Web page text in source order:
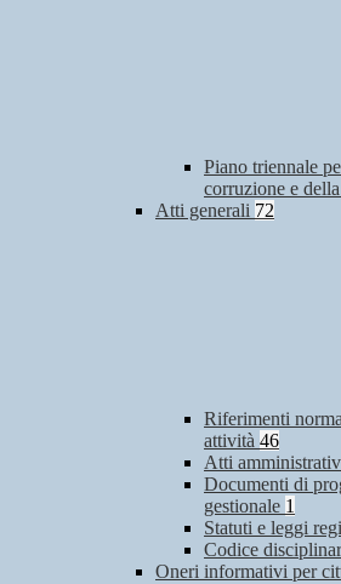
Piano triennale
corruzione e
Atti generali 72
Riferimenti
attività 46
Atti
Documenti di
gestionale 1
Statuti e leggi
Codice
Oneri informativi per